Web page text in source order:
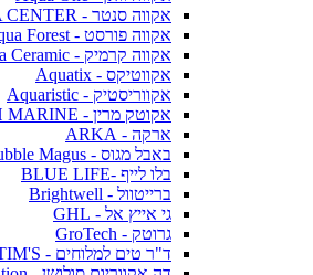
אקווה סנטר - AQUA CENTER
אקווה פורסט - Aqua Forest
אקווה קרמיק - Aqua Ceramic
אקווטיקס - Aquatix
אקווריסטיק - Aquaristic
אקוטק מרין - ECOTECH MARINE
ארקה - ARKA
באבל מגוס - Bubble Magus
בלו לייף -BLUE LIFE
ברייטוול - Brightwell
גי אייץ אל - GHL
גרוטק - GroTech
ד"ר טים למלוחים - DR. TIM'S